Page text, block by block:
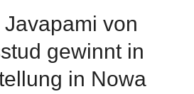
von
gewinnt in
in Nowa